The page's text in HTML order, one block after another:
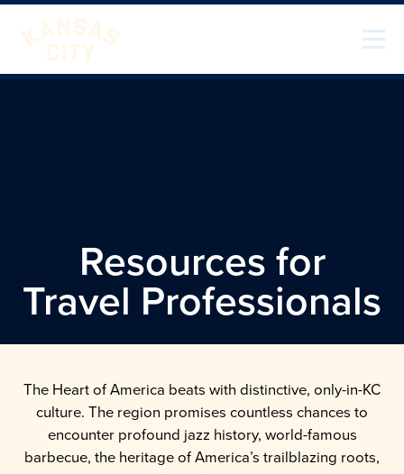
Besuchen Sie KC
Zum Inhalt springen
Resources for
Travel Professionals
The Heart of America beats with distinctive, only-in-KC
culture. The region promises countless chances to
encounter profound jazz history, world-famous
barbecue, the heritage of America’s trailblazing roots,